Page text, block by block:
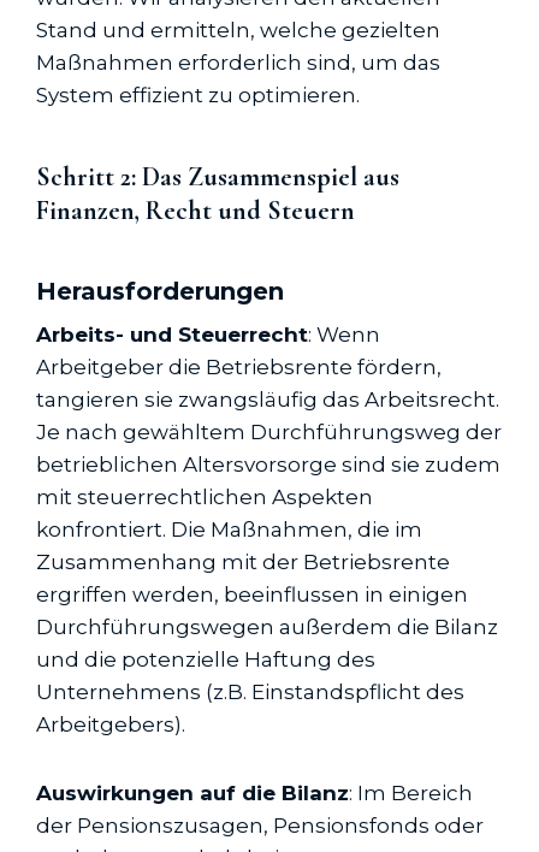
Stand und ermitteln, welche gezielten
Maßnahmen erforderlich sind, um das
System effizient zu optimieren.
Schritt 2: Das Zusammenspiel aus
Finanzen, Recht und Steuern
Herausforderungen
Arbeits- und Steuerrecht: Wenn
Arbeitgeber die Betriebsrente fördern,
tangieren sie zwangsläufig das Arbeitsrecht.
Je nach gewähltem Durchführungsweg der
betrieblichen Altersvorsorge sind sie zudem
mit steuerrechtlichen Aspekten
konfrontiert. Die Maßnahmen, die im
Zusammenhang mit der Betriebsrente
ergriffen werden, beeinflussen in einigen
Durchführungswegen außerdem die Bilanz
und die potenzielle Haftung des
Unternehmens (z.B. Einstandspflicht des
Arbeitgebers).
Auswirkungen auf die Bilanz: Im Bereich
der Pensionszusagen, Pensionsfonds oder